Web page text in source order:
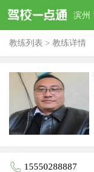
滨州
教练列表 > 教练详情
15550288887